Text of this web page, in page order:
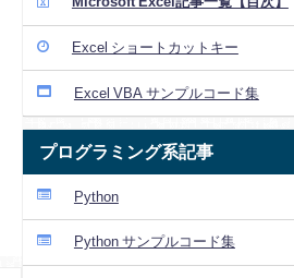
Excel ショートカットキー
Excel VBA サンプルコード集
プログラミング系記事
Python
Python サンプルコード集